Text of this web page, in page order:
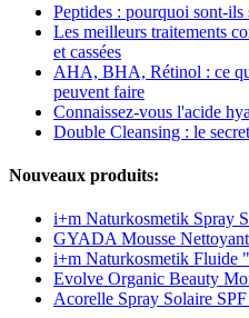
Peptides : pourquoi sont-ils
Les meilleurs traitements
et cassées
AHA, BHA, Rétinol : ce
peuvent faire
Connaissez-vous l'acide
Double Cleansing : le
Nouveaux produits:
i+m Naturkosmetik Spray
GYADA Mousse
i+m Naturkosmetik Fluide
Evolve Organic Beauty
Acorelle Spray Solaire